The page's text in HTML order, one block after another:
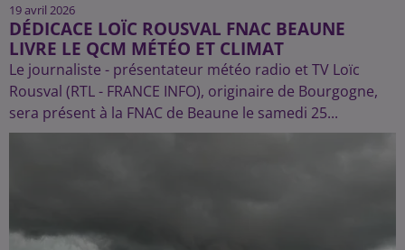
19 avril 2026
DÉDICACE LOÏC ROUSVAL FNAC BEAUNE
LIVRE LE QCM MÉTÉO ET CLIMAT
Le journaliste - présentateur météo radio et TV Loïc
Rousval (RTL - FRANCE INFO), originaire de Bourgogne,
sera présent à la FNAC de Beaune le samedi 25...